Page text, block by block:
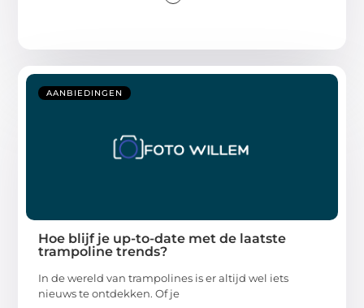
AANBIEDINGEN
Hoe blijf je up-to-date met de laatste
trampoline trends?
In de wereld van trampolines is er altijd wel iets
nieuws te ontdekken. Of je